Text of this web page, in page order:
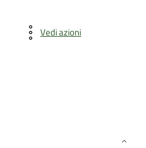
Vedi azioni